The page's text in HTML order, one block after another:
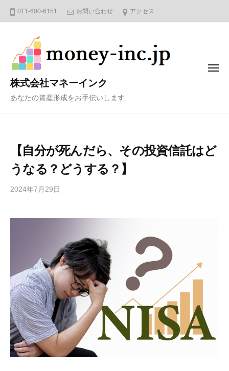
011-600-6151 お問い合わせ アクセス
株式会社マネーインク
あなたの資産形成をお手伝いします
メ
【自分が死んだら、その投資信託はど
うなる？どうする？】
2024年7月29日
f
7
k
4